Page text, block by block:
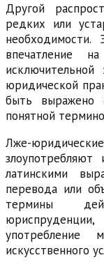
Другой
редких или
впечатление
юридической
быть выражено
понятной
Лже-
злоупотребляют
латинскими
перевода или
термины
употребление
искусственного